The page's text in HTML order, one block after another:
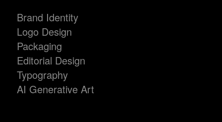
Brand Identity
Logo Design
Packaging
Editorial Design
Typography
AI Generative Art